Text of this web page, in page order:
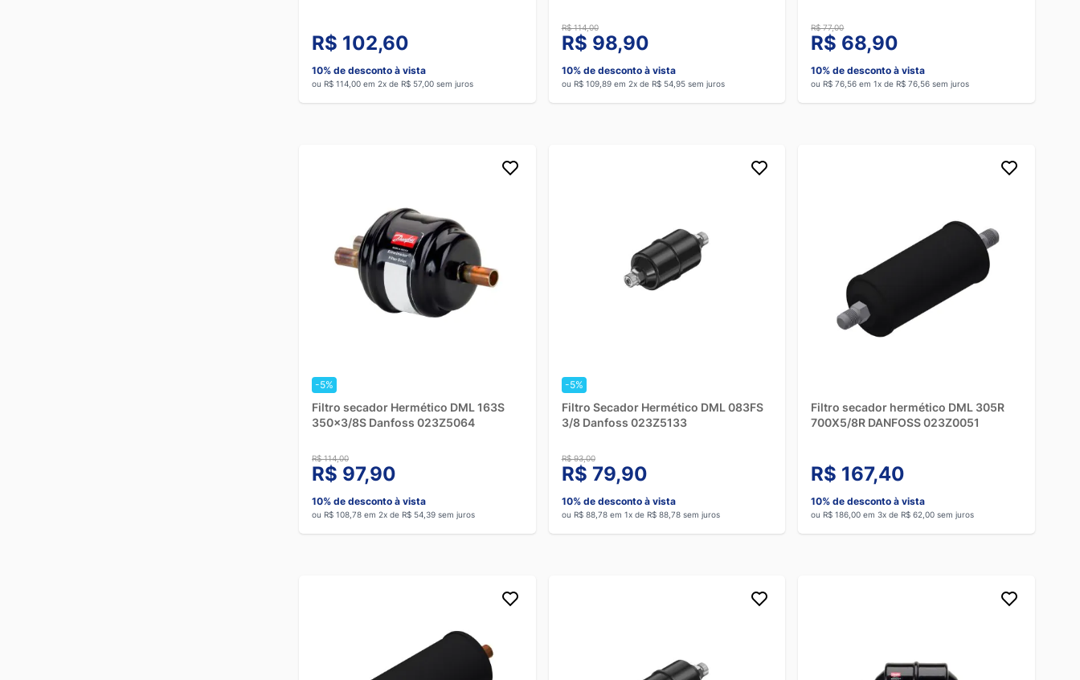
R$ 102,60
10% de desconto à vista
ou R$ 114,00 em 2x de R$ 57,00 sem juros
R$ 114,00
R$ 98,90
10% de desconto à vista
ou R$ 109,89 em 2x de R$ 54,95 sem juros
R$ 77,00
R$ 68,90
10% de desconto à vista
ou R$ 76,56 em 1x de R$ 76,56 sem juros
-5%
Filtro secador Hermético DML 163S
350x3/8S Danfoss 023Z5064
R$ 114,00
R$ 97,90
10% de desconto à vista
ou R$ 108,78 em 2x de R$ 54,39 sem juros
-5%
Filtro Secador Hermético DML 083FS
3/8 Danfoss 023Z5133
R$ 93,00
R$ 79,90
10% de desconto à vista
ou R$ 88,78 em 1x de R$ 88,78 sem juros
Filtro secador hermético DML 305R
700X5/8R DANFOSS 023Z0051
R$ 167,40
10% de desconto à vista
ou R$ 186,00 em 3x de R$ 62,00 sem juros